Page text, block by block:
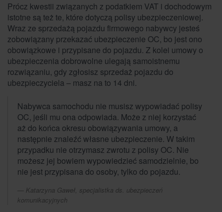
Prócz kwestii związanych z podatkiem VAT i dochodowym
istotne są też te, które dotyczą polisy ubezpieczeniowej.
Wraz ze sprzedażą pojazdu firmowego nabywcy jesteś
zobowiązany przekazać ubezpieczenie OC, bo jest ono
obowiązkowe i przypisane do pojazdu. Z kolei umowy o
ubezpieczenia dobrowolne ulegają samoistnemu
rozwiązaniu, gdy zgłosisz sprzedaż pojazdu do
ubezpieczyciela – masz na to 14 dni.
Nabywca samochodu nie musisz wypowiadać polisy
OC, jeśli mu ona odpowiada. Może z niej korzystać
aż do końca okresu obowiązywania umowy, a
następnie znaleźć własne ubezpieczenie. W takim
przypadku nie otrzymasz zwrotu z polisy OC. Nie
możesz jej bowiem wypowiedzieć samodzielnie, bo
nie jest przypisana do osoby, tylko do pojazdu.
Katarzyna Gaweł, specjalistka ds. ubezpieczeń
komunikacyjnych